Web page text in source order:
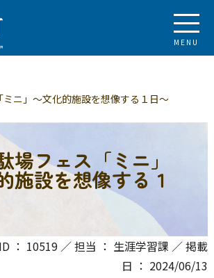
MENU
ミニ」～文化的施設を想像する１日～
場フェス「ミニ」
施設を想像する１
： 10519 ／ 担当 ： 生涯学習課 ／ 掲載
日 ： 2024/06/13